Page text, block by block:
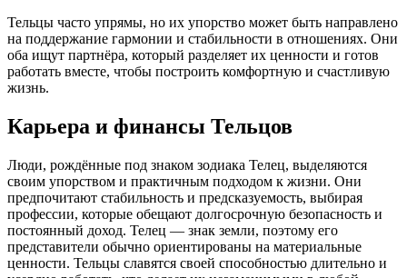
Тельцы часто упрямы, но их упорство может быть направлено
на поддержание гармонии и стабильности в отношениях. Они
оба ищут партнёра, который разделяет их ценности и готов
работать вместе, чтобы построить комфортную и счастливую
жизнь.
Карьера и финансы Тельцов
Люди, рождённые под знаком зодиака Телец, выделяются
своим упорством и практичным подходом к жизни. Они
предпочитают стабильность и предсказуемость, выбирая
профессии, которые обещают долгосрочную безопасность и
постоянный доход. Телец — знак земли, поэтому его
представители обычно ориентированы на материальные
ценности. Тельцы славятся своей способностью длительно и